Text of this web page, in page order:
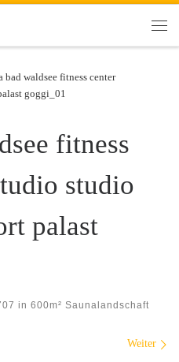
bad waldsee fitness center
goggi_01
fitness
studio
palast
in 600m² Saunalandschaft
Weiter